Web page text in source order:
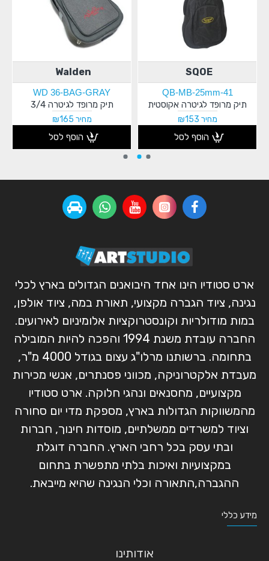
SQOE
QB-MB-25mm-41
תיק מרופד לגיטרה אקוסטית
מחיר ₪153
הוסף לסל
Walden
WD 36-BAG-GRAY
תיק מרופד לגיטרה 3/4
מחיר ₪165
הוסף לסל
ארט סטודיו הינו אחד היבואנים הגדולים בארץ לכלי
נגינה, ציוד הגברה מקצועי, תאורת במה, ציוד אולפן,
במות מודולריות וקונסטרוקציות אלומיניום לאירועים.
החברה עובדת משנת 1994 והפכה להיות המובילה
בתחומה. ברשותנו מרלו"ג עצום בגודל 4000 מ"ר,
מעבדת אלקטרוניקה, מכווני פסנתרים, אנשי מכירות
מקצועיים, מחסנאים ונהגי חלוקה. ארט סטודיו
מהמשווקות הגדולות בארץ, מספקת מדי יום סחורה
וציוד למשרדים ממשלתיים, מוסדות חינוך, חברות
ובתי עסק בכל רחבי הארץ. החברה דוגלת
במקצועיות ואיכות בלתי מתפשרת בתחום
ההגברה,התאורה וכלי הנגינה שהיא מייבאת.
מידע כללי
אודותינו